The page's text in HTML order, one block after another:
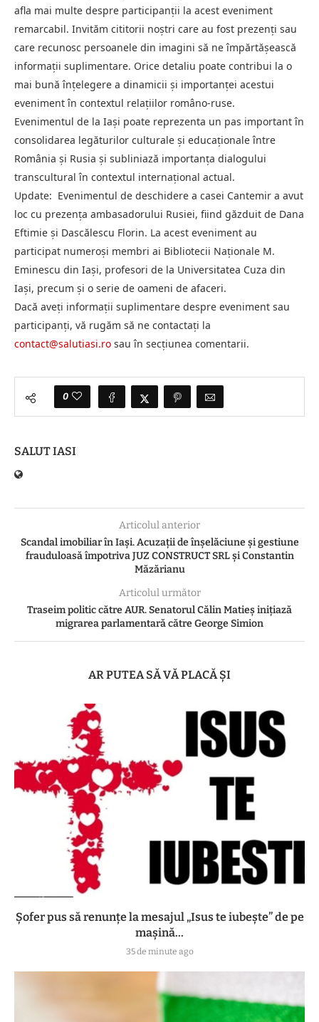
afla mai multe despre participanții la acest eveniment
remarcabil. Invităm cititorii noștri care au fost prezenți sau
care recunosc persoanele din imagini să ne împărtășească
informații suplimentare. Orice detaliu poate contribui la o
mai bună înțelegere a dinamicii și importanței acestui
eveniment în contextul relațiilor româno-ruse.
Evenimentul de la Iași poate reprezenta un pas important în
consolidarea legăturilor culturale și educaționale între
România și Rusia și subliniază importanța dialogului
transcultural în contextul internațional actual.
Update: Evenimentul de deschidere a casei Cantemir a avut
loc cu prezența ambasadorului Rusiei, fiind găzduit de Dana
Eftimie și Dascălescu Florin. La acest eveniment au
participat numeroși membri ai Bibliotecii Naționale M.
Eminescu din Iași, profesori de la Universitatea Cuza din
Iași, precum și o serie de oameni de afaceri.
Dacă aveți informații suplimentare despre eveniment sau
participanți, vă rugăm să ne contactați la
contact@salutiasi.ro sau în secțiunea comentarii.
0
SALUT IASI
Articolul anterior
Scandal imobiliar în Iași. Acuzații de înșelăciune și gestiune
frauduloasă împotriva JUZ CONSTRUCT SRL și Constantin
Măzărianu
Articolul următor
Traseim politic către AUR. Senatorul Călin Matieș inițiază
migrarea parlamentară către George Simion
AR PUTEA SĂ VĂ PLACĂ ȘI
Șofer pus să renunțe la mesajul „Isus te iubește” de pe
mașină...
35 de minute ago